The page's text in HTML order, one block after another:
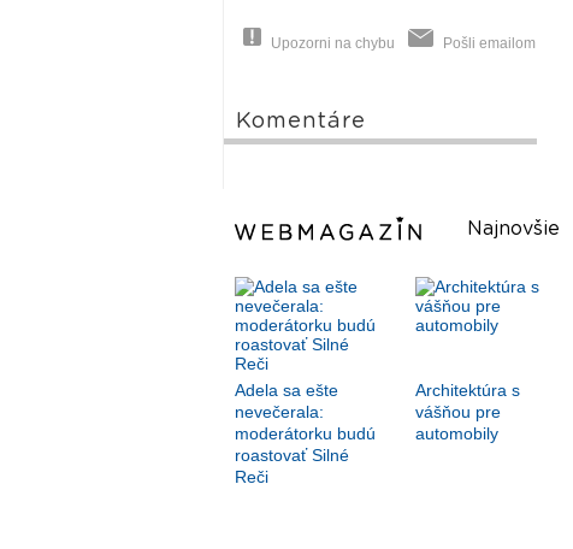
Upozorni na chybu Pošli emailom
Komentáre
Najnovšie
Adela sa ešte
nevečerala:
moderátorku budú
roastovať Silné
Reči
Architektúra s
vášňou pre
automobily